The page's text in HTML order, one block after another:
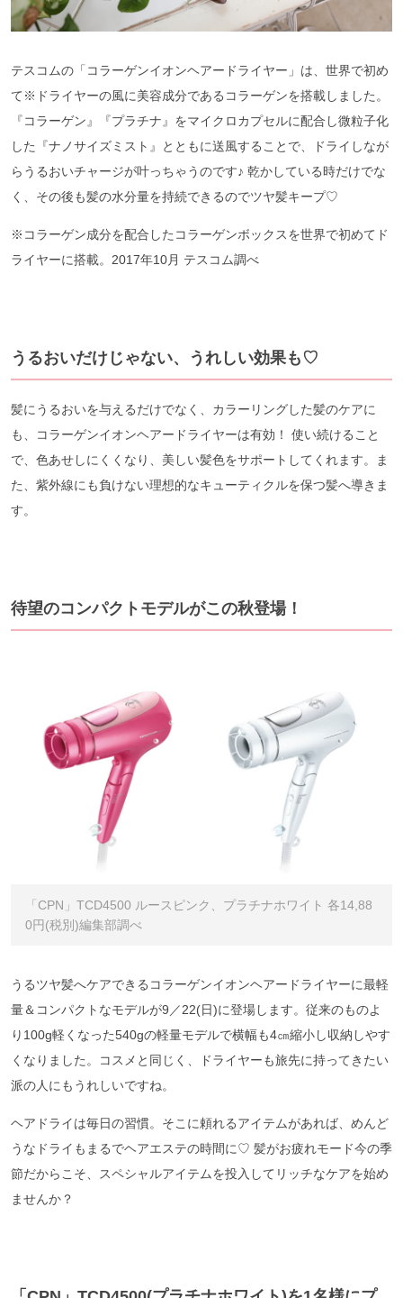
テスコムの「コラーゲンイオンヘアードライヤー」は、世界で初め
て※ドライヤーの風に美容成分であるコラーゲンを搭載しました。
『コラーゲン』『プラチナ』をマイクロカプセルに配合し微粒子化
した『ナノサイズミスト』とともに送風することで、ドライしなが
らうるおいチャージが叶っちゃうのです♪ 乾かしている時だけでな
く、その後も髪の水分量を持続できるのでツヤ髪キープ♡
※コラーゲン成分を配合したコラーゲンボックスを世界で初めてド
ライヤーに搭載。2017年10月 テスコム調べ
うるおいだけじゃない、うれしい効果も♡
髪にうるおいを与えるだけでなく、カラーリングした髪のケアに
も、コラーゲンイオンヘアードライヤーは有効！ 使い続けること
で、色あせしにくくなり、美しい髪色をサポートしてくれます。ま
た、紫外線にも負けない理想的なキューティクルを保つ髪へ導きま
す。
待望のコンパクトモデルがこの秋登場！
「CPN」TCD4500 ルースピンク、プラチナホワイト 各14,88
0円(税別)編集部調べ
うるツヤ髪へケアできるコラーゲンイオンヘアードライヤーに最軽
量＆コンパクトなモデルが9／22(日)に登場します。従来のものよ
り100g軽くなった540gの軽量モデルで横幅も4㎝縮小し収納しやす
くなりました。コスメと同じく、ドライヤーも旅先に持ってきたい
派の人にもうれしいですね。
ヘアドライは毎日の習慣。そこに頼れるアイテムがあれば、めんど
うなドライもまるでヘアエステの時間に♡ 髪がお疲れモード今の季
節だからこそ、スペシャルアイテムを投入してリッチなケアを始め
ませんか？